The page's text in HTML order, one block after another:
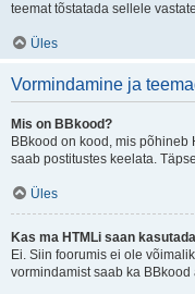
teemat tõstatada sellele
Üles
Vormindamine ja
Mis on BBkood?
BBkood on kood, mis
saab postitustes keelata.
Üles
Kas ma HTMLi saan
Ei. Siin foorumis ei ole
vormindamist saab ka BBkood